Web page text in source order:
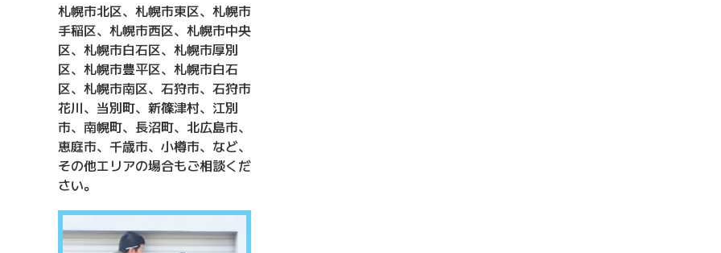
札幌市北区、札幌市東区、札幌市
手稲区、札幌市西区、札幌市中央
区、札幌市白石区、札幌市厚別
区、札幌市豊平区、札幌市白石
区、札幌市南区、石狩市、石狩市
花川、当別町、新篠津村、江別
市、南幌町、長沼町、北広島市、
恵庭市、千歳市、小樽市、など、
その他エリアの場合もご相談くだ
さい。